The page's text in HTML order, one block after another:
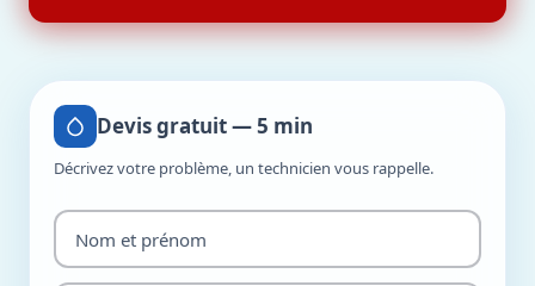
Devis gratuit — 5 min
Décrivez votre problème, un technicien vous rappelle.